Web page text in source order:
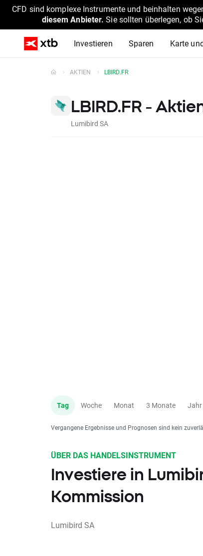
CFD sind komplexe Instrumente und beinhalten
diesem Anbieter. Sie sollten überlegen, ob
Investieren Sparen Karte
AKTIEN LBIRD.FR
LBIRD.FR -
Lumibird SA
Tag Woche Monat 3 Monate Jahr
Vergangene Ergebnisse und Prognosen sind kein
ÜBER DAS HANDELSINSTRUMENT
Investiere in
Kommission
Lumibird SA